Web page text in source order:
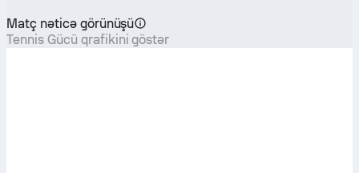
Matç nəticə görünüşü
Tennis Gücü qrafikini göstər